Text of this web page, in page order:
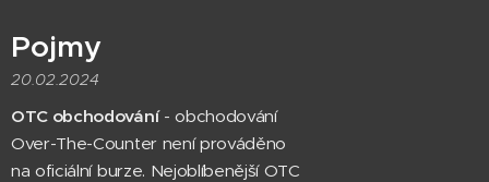
Pojmy
20.02.2024
OTC obchodování- obchodování
Over-The-Counter není prováděno
na oficiální burze. Nejoblíbenější OTC